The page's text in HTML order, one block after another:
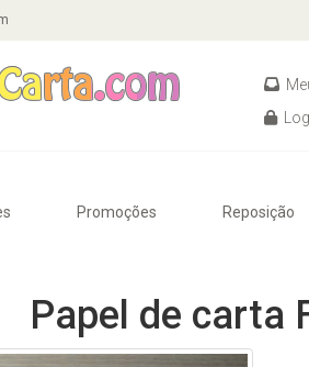
Promoções Reposição
Papel de carta